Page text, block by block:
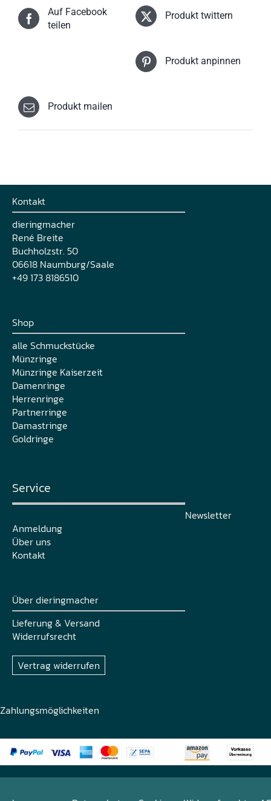
auf
der
Auf Facebook
teilen
Produkt twittern
Produkt anpinnen
Produkt mailen
Kontakt
dieringmacher
René Breite
Buchholzstr. 50
06618 Naumburg/Saale
+49 173 8186510
Shop
alle Schmuckstücke
Münzringe
Münzringe Kaiserzeit
Damenringe
Herrenringe
Partnerringe
Damastringe
Goldringe
Service
Newsletter
Anmeldung
Über uns
Kontakt
Über dieringmacher
Lieferung & Versand
Widerrufsrecht
Vertrag widerrufen
Zahlungsmöglichkeiten